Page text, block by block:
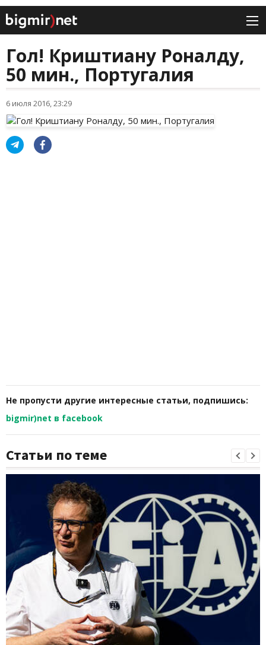
Гол! Криштиану Роналду,
50 мин., Португалия
6 июля 2016, 23:29
Не пропусти другие интересные статьи, подпишись:
bigmir)net в facebook
Статьи по теме